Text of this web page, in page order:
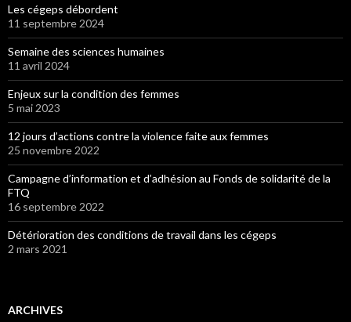
Les cégeps débordent
11 septembre 2024
Semaine des sciences humaines
11 avril 2024
Enjeux sur la condition des femmes
5 mai 2023
12 jours d’actions contre la violence faite aux femmes
25 novembre 2022
Campagne d’information et d’adhésion au Fonds de solidarité de la
FTQ
16 septembre 2022
Détérioration des conditions de travail dans les cégeps
2 mars 2021
ARCHIVES